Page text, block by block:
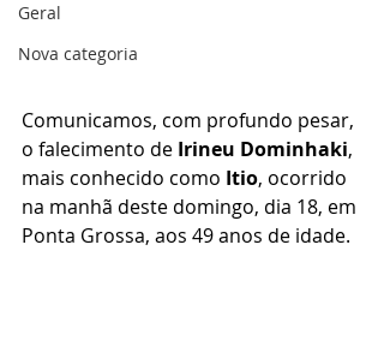
Geral
Nova categoria
Comunicamos, com profundo pesar,
o falecimento de Irineu Dominhaki,
mais conhecido como Itio, ocorrido
na manhã deste domingo, dia 18, em
Ponta Grossa, aos 49 anos de idade.